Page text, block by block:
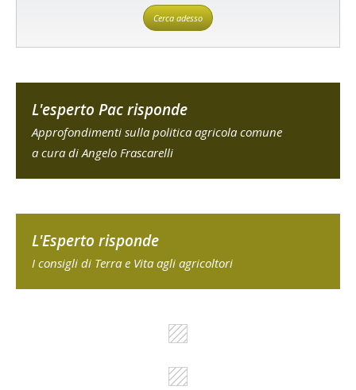
Cerca adesso
L'esperto Pac risponde
Approfondimenti sulla politica agricola comune
a cura di Angelo Frascarelli
L'Esperto risponde
I consigli di Terra e Vita agli agricoltori